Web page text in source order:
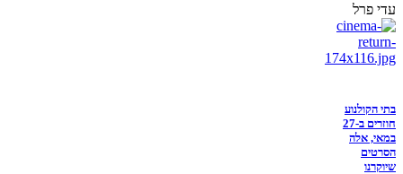
עדי פרל
בתי הקולנוע
חוזרים ב-27
במאי, אלה
הסרטים
שיוקרנו